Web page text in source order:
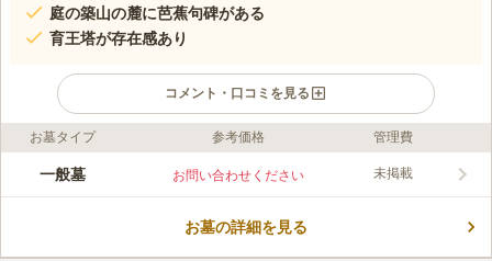
庭の築山の麓に芭蕉句碑がある
育王塔が存在感あり
コメント・口コミを見る
ライフドット編集部のコメント
小日向御?笥町にかつて存在していた、普明寺を引継ぐ形で1719
八重桜」とかつて咲き誇っていた桜を詠んだと言われる句が刻ま
お墓タイプ 参考価格 管理費
一般墓 お問い合わせください 未掲載
お墓の詳細を見る